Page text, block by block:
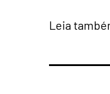
Leia